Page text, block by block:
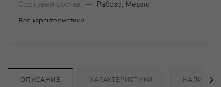
Сортовый состав
— Рабозо, Мерло
Все характеристики
ОПИСАНИЕ ХАРАКТЕРИСТИКИ НАЛИЧИЕ